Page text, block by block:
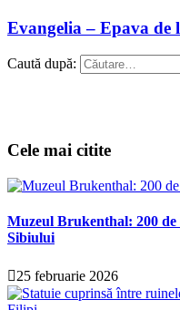
Evangelia – Epava de
Caută după:
Cele mai citite
Muzeul Brukenthal: 200
Sibiului
25 februarie 2026